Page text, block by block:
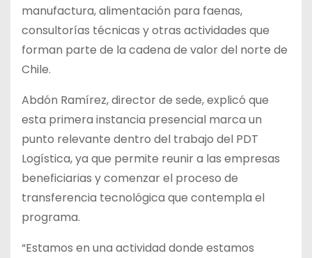
manufactura, alimentación para faenas,
consultorías técnicas y otras actividades que
forman parte de la cadena de valor del norte de
Chile.
Abdón Ramírez, director de sede, explicó que
esta primera instancia presencial marca un
punto relevante dentro del trabajo del PDT
Logística, ya que permite reunir a las empresas
beneficiarias y comenzar el proceso de
transferencia tecnológica que contempla el
programa.
“Estamos en una actividad donde estamos